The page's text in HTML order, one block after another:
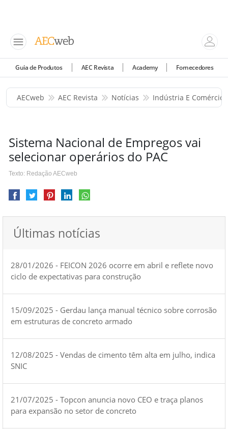
Guia de Produtos AEC Revista Academy Fornecedores
AECweb AEC Revista Notícias Indústria E Comércio
Sistema Nacional de Empregos vai
selecionar operários do PAC
Texto: Redação AECweb
Últimas notícias
28/01/2026 - FEICON 2026 ocorre em abril e reflete novo
ciclo de expectativas para construção
15/09/2025 - Gerdau lança manual técnico sobre corrosão
em estruturas de concreto armado
12/08/2025 - Vendas de cimento têm alta em julho, indica
SNIC
21/07/2025 - Topcon anuncia novo CEO e traça planos
para expansão no setor de concreto